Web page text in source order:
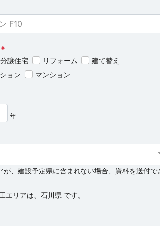
※
譲住宅 リフォーム
建て替え
ョン
マンション
年
が、建設予定県に含まれない場合、資料を送付で
エリアは、石川県 です。